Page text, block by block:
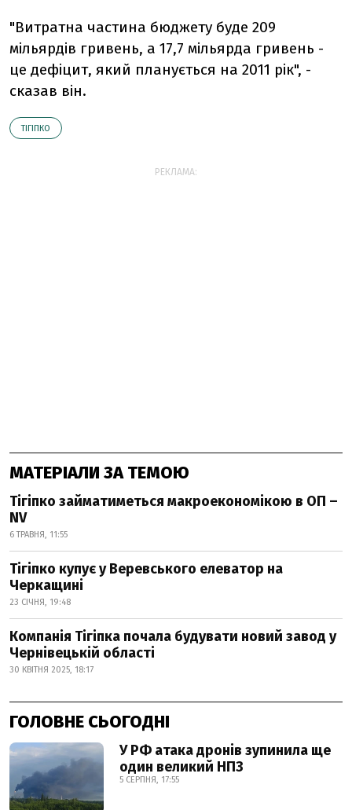
"Витратна частина бюджету буде 209
мільярдів гривень, а 17,7 мільярда гривень -
це дефіцит, який планується на 2011 рік", -
сказав він.
ТІГІПКО
РЕКЛАМА:
МАТЕРІАЛИ ЗА ТЕМОЮ
Тігіпко займатиметься макроекономікою в ОП –
NV
6 ТРАВНЯ, 11:55
Тігіпко купує у Веревського елеватор на
Черкащині
23 СІЧНЯ, 19:48
Компанія Тігіпка почала будувати новий завод у
Чернівецькій області
30 КВІТНЯ 2025, 18:17
ГОЛОВНЕ СЬОГОДНІ
У РФ атака дронів зупинила ще
один великий НПЗ
5 СЕРПНЯ, 17:55